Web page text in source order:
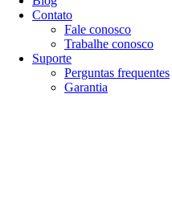
Contato
Fale conosco
Trabalhe conosco
Suporte
Perguntas frequentes
Garantia